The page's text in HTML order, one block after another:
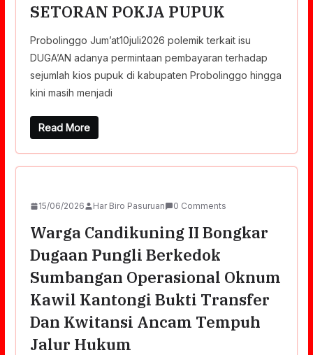
SETORAN POKJA PUPUK
Probolinggo Jum’at10juli2026 polemik terkait isu
DUGA’AN adanya permintaan pembayaran terhadap
sejumlah kios pupuk di kabupaten Probolinggo hingga
kini masih menjadi
Read More
15/06/2026 Har Biro Pasuruan 0 Comments
Warga Candikuning II Bongkar
Dugaan Pungli Berkedok
Sumbangan Operasional Oknum
Kawil Kantongi Bukti Transfer
Dan Kwitansi Ancam Tempuh
Jalur Hukum